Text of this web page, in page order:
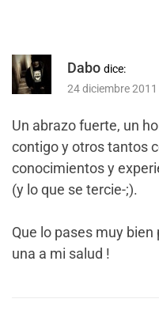
Dabo dice:
24 diciembre
Un abrazo fuerte, un
contigo y otros tantos
conocimientos y
(y lo que se tercie-;).
Que lo pases muy
una a mi salud !